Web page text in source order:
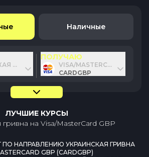
Наличные
ГРИВНА
ПОЛУЧАЮ
VISA/MASTERCARD GBP
CARDGBP
ЛУЧШИЕ КУРСЫ
гривна на Visa/MasterCard GBP
НАПРАВЛЕНИЮ УКРАИНСКАЯ ГРИВНА
GBP (CARDGBP)